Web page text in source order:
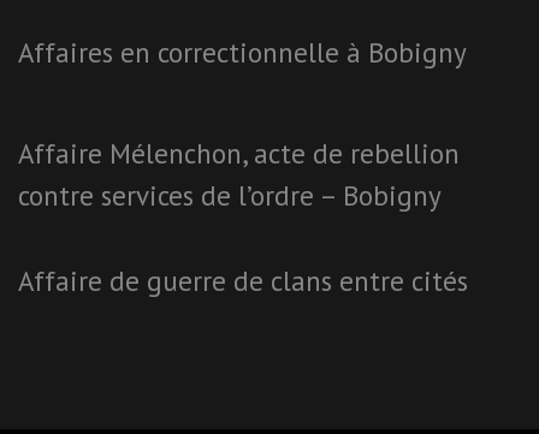
Affaires en correctionnelle à Bobigny
Affaire Mélenchon, acte de rebellion
contre services de l’ordre – Bobigny
Affaire de guerre de clans entre cités